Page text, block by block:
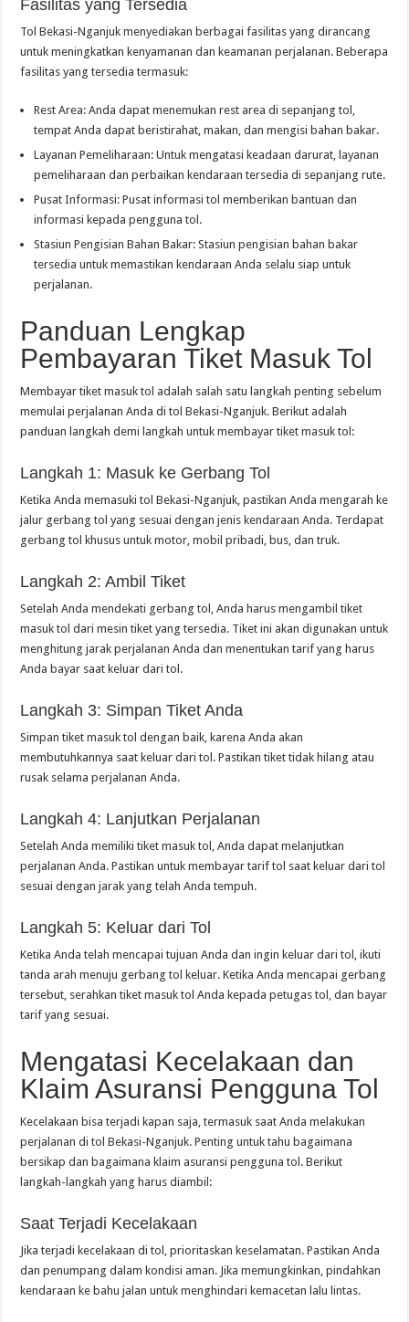
Fasilitas yang Tersedia
Tol Bekasi-Nganjuk menyediakan berbagai fasilitas yang dirancang
untuk meningkatkan kenyamanan dan keamanan perjalanan. Beberapa
fasilitas yang tersedia termasuk:
Rest Area: Anda dapat menemukan rest area di sepanjang tol,
tempat Anda dapat beristirahat, makan, dan mengisi bahan bakar.
Layanan Pemeliharaan: Untuk mengatasi keadaan darurat, layanan
pemeliharaan dan perbaikan kendaraan tersedia di sepanjang rute.
Pusat Informasi: Pusat informasi tol memberikan bantuan dan
informasi kepada pengguna tol.
Stasiun Pengisian Bahan Bakar: Stasiun pengisian bahan bakar
tersedia untuk memastikan kendaraan Anda selalu siap untuk
perjalanan.
Panduan Lengkap
Pembayaran Tiket Masuk Tol
Membayar tiket masuk tol adalah salah satu langkah penting sebelum
memulai perjalanan Anda di tol Bekasi-Nganjuk. Berikut adalah
panduan langkah demi langkah untuk membayar tiket masuk tol:
Langkah 1: Masuk ke Gerbang Tol
Ketika Anda memasuki tol Bekasi-Nganjuk, pastikan Anda mengarah ke
jalur gerbang tol yang sesuai dengan jenis kendaraan Anda. Terdapat
gerbang tol khusus untuk motor, mobil pribadi, bus, dan truk.
Langkah 2: Ambil Tiket
Setelah Anda mendekati gerbang tol, Anda harus mengambil tiket
masuk tol dari mesin tiket yang tersedia. Tiket ini akan digunakan untuk
menghitung jarak perjalanan Anda dan menentukan tarif yang harus
Anda bayar saat keluar dari tol.
Langkah 3: Simpan Tiket Anda
Simpan tiket masuk tol dengan baik, karena Anda akan
membutuhkannya saat keluar dari tol. Pastikan tiket tidak hilang atau
rusak selama perjalanan Anda.
Langkah 4: Lanjutkan Perjalanan
Setelah Anda memiliki tiket masuk tol, Anda dapat melanjutkan
perjalanan Anda. Pastikan untuk membayar tarif tol saat keluar dari tol
sesuai dengan jarak yang telah Anda tempuh.
Langkah 5: Keluar dari Tol
Ketika Anda telah mencapai tujuan Anda dan ingin keluar dari tol, ikuti
tanda arah menuju gerbang tol keluar. Ketika Anda mencapai gerbang
tersebut, serahkan tiket masuk tol Anda kepada petugas tol, dan bayar
tarif yang sesuai.
Mengatasi Kecelakaan dan
Klaim Asuransi Pengguna Tol
Kecelakaan bisa terjadi kapan saja, termasuk saat Anda melakukan
perjalanan di tol Bekasi-Nganjuk. Penting untuk tahu bagaimana
bersikap dan bagaimana klaim asuransi pengguna tol. Berikut
langkah-langkah yang harus diambil:
Saat Terjadi Kecelakaan
Jika terjadi kecelakaan di tol, prioritaskan keselamatan. Pastikan Anda
dan penumpang dalam kondisi aman. Jika memungkinkan, pindahkan
kendaraan ke bahu jalan untuk menghindari kemacetan lalu lintas.